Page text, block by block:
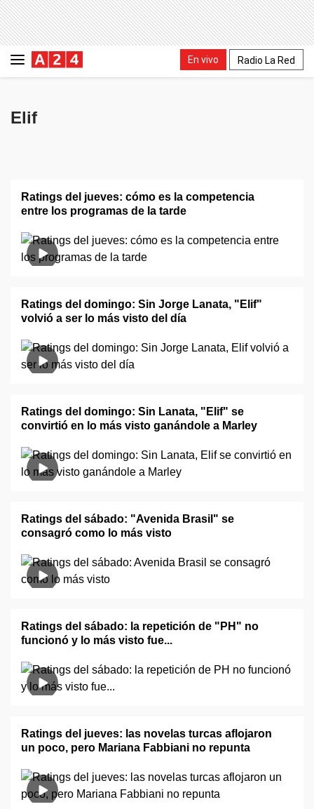
En vivo Radio La Red
Elif
Ratings del jueves: cómo es la competencia
entre los programas de la tarde
Ratings del domingo: Sin Jorge Lanata, "Elif"
volvió a ser lo más visto del día
Ratings del domingo: Sin Lanata, "Elif" se
convirtió en lo más visto ganándole a Marley
Ratings del sábado: "Avenida Brasil" se
consagró como lo más visto
Ratings del sábado: la repetición de "PH" no
funcionó y lo más visto fue...
Ratings del jueves: las novelas turcas aflojaron
un poco, pero Mariana Fabbiani no repunta